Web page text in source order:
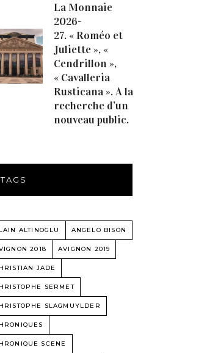
La Monnaie
2026-
27. « Roméo et
Juliette », «
Cendrillon »,
« Cavalleria
Rusticana ». A la
recherche d’un
nouveau public.
TAGS
ALTINOGLU ANGELO BISON
2018 AVIGNON 2019
JADE
SERMET
SLAGMUYLDER
SCENE